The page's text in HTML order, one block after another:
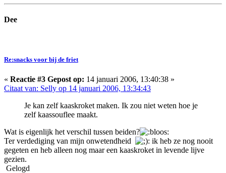
Dee
Re:snacks voor bij de friet
« Reactie #3 Gepost op: 14 januari 2006, 13:40:38 »
Citaat van: Selly op 14 januari 2006, 13:34:43
Je kan zelf kaaskroket maken. Ik zou niet weten hoe je
zelf kaassouflee maakt.
Wat is eigenlijk het verschil tussen beiden?
Ter verdediging van mijn onwetendheid
: ik heb ze nog nooit
gegeten en heb alleen nog maar een kaaskroket in levende lijve
gezien.
Gelogd